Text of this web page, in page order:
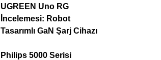
UGREEN Uno RG
İncelemesi: Robot
Tasarımlı GaN Şarj Cihazı
Philips 5000 Serisi